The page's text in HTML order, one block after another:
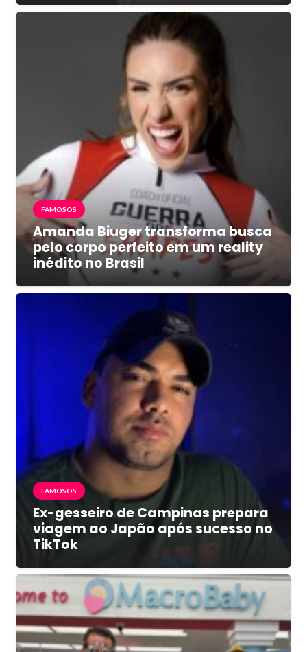
FAMOSOS
Amanda Biuger transforma busca
pelo corpo perfeito em um reality
inédito no Brasil
FAMOSOS
Ex-gesseiro de Campinas prepara
viagem ao Japão após sucesso no
TikTok